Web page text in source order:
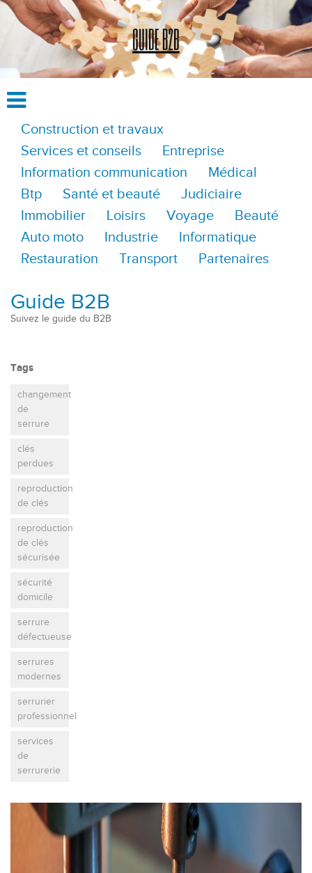
Construction et travaux
Services et conseils
Entreprise
Information communication
Médical
Btp
Santé et beauté
Judiciaire
Immobilier
Loisirs Voyage
Beauté
Auto moto
Industrie
Informatique
Restauration
Transport Partenaires
Guide B2B
Suivez le guide du B2B
Tags
changement
de
serrure
clés
perdues
reproduction
de clés
reproduction
de clés
sécurisée
sécurité
domicile
serrure
défectueuse
serrures
modernes
serrurier
professionnel
services
de
serrurerie